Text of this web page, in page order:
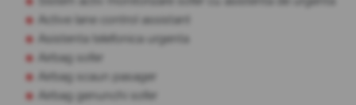
Active lane control assistant
Asistenta telefonica urgenta
Airbag sofer
Airbag scaun pasager
Airbag genunchi sofer